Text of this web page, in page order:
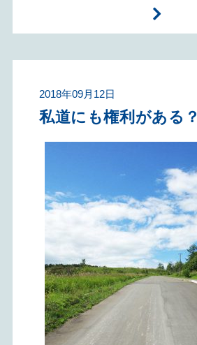
2018年09月12日
私道にも権利がある？